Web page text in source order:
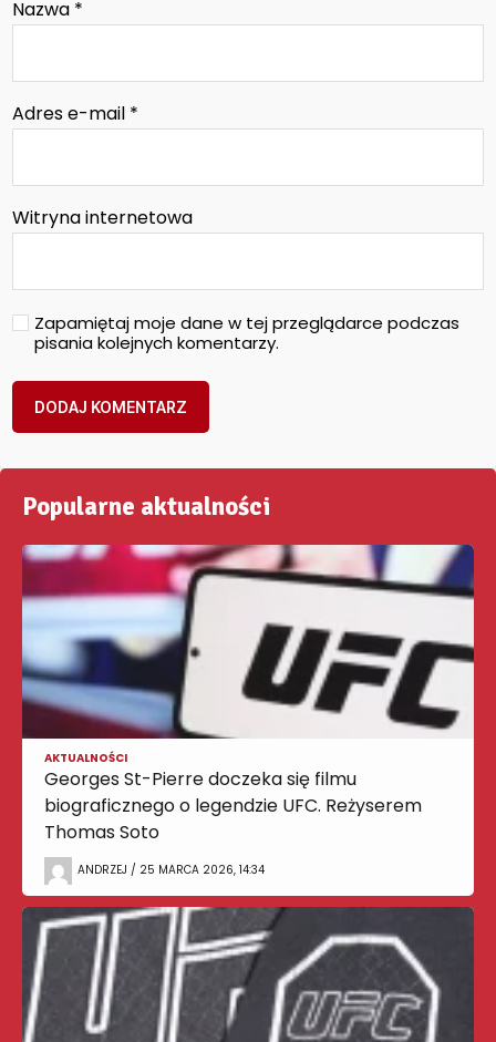
Nazwa *
Adres e-mail *
Witryna internetowa
Zapamiętaj moje dane w tej przeglądarce podczas
pisania kolejnych komentarzy.
Popularne aktualności
AKTUALNOŚCI
Georges St-Pierre doczeka się filmu
biograficznego o legendzie UFC. Reżyserem
Thomas Soto
ANDRZEJ / 25 MARCA 2026, 14:34